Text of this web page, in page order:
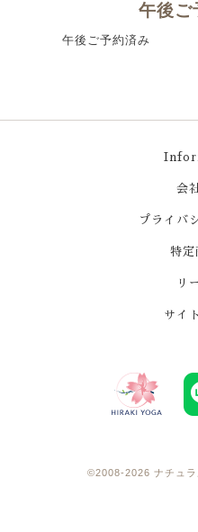
午後ご
午後ご予約済み
会
プライバ
特定
リ
サイ
©2008-2026 ナチュ